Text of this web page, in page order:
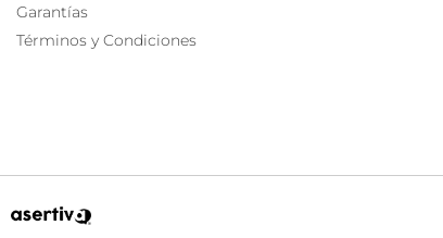
Garantías
Términos y Condiciones